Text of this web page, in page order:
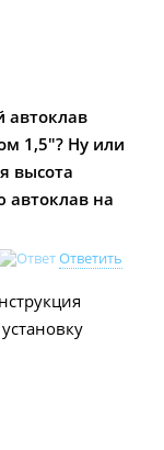
1,5"? Ну или
высота
автоклав на
Ответить